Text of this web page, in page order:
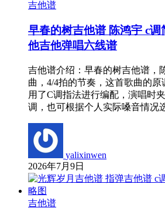
吉他谱
早春的树吉他谱 陈鸿宇 c
他吉他弹唱六线谱
吉他谱介绍：早春的树吉他谱，
曲，4/4拍的节奏，这首歌曲的
用了C调指法进行编配，演唱时
调，也可根据个人实际嗓音情况
yalixinwen
2026年7月9日
吉他谱